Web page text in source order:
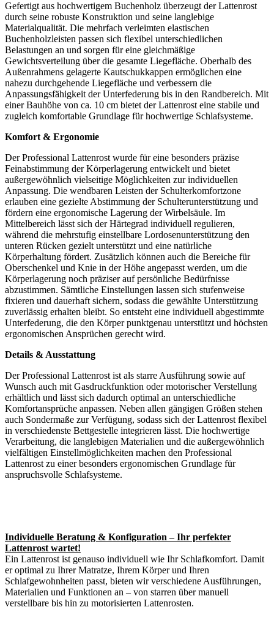
Gefertigt aus hochwertigem Buchenholz überzeugt der Lattenrost
durch seine robuste Konstruktion und seine langlebige
Materialqualität. Die mehrfach verleimten elastischen
Buchenholzleisten passen sich flexibel unterschiedlichen
Belastungen an und sorgen für eine gleichmäßige
Gewichtsverteilung über die gesamte Liegefläche. Oberhalb des
Außenrahmens gelagerte Kautschukkappen ermöglichen eine
nahezu durchgehende Liegefläche und verbessern die
Anpassungsfähigkeit der Unterfederung bis in den Randbereich. Mit
einer Bauhöhe von ca. 10 cm bietet der Lattenrost eine stabile und
zugleich komfortable Grundlage für hochwertige Schlafsysteme.
Komfort & Ergonomie
Der Professional Lattenrost wurde für eine besonders präzise
Feinabstimmung der Körperlagerung entwickelt und bietet
außergewöhnlich vielseitige Möglichkeiten zur individuellen
Anpassung. Die wendbaren Leisten der Schulterkomfortzone
erlauben eine gezielte Abstimmung der Schulterunterstützung und
fördern eine ergonomische Lagerung der Wirbelsäule. Im
Mittelbereich lässt sich der Härtegrad individuell regulieren,
während die mehrstufig einstellbare Lordosenunterstützung den
unteren Rücken gezielt unterstützt und eine natürliche
Körperhaltung fördert. Zusätzlich können auch die Bereiche für
Oberschenkel und Knie in der Höhe angepasst werden, um die
Körperlagerung noch präziser auf persönliche Bedürfnisse
abzustimmen. Sämtliche Einstellungen lassen sich stufenweise
fixieren und dauerhaft sichern, sodass die gewählte Unterstützung
zuverlässig erhalten bleibt. So entsteht eine individuell abgestimmte
Unterfederung, die den Körper punktgenau unterstützt und höchsten
ergonomischen Ansprüchen gerecht wird.
Details & Ausstattung
Der Professional Lattenrost ist als starre Ausführung sowie auf
Wunsch auch mit Gasdruckfunktion oder motorischer Verstellung
erhältlich und lässt sich dadurch optimal an unterschiedliche
Komfortansprüche anpassen. Neben allen gängigen Größen stehen
auch Sondermaße zur Verfügung, sodass sich der Lattenrost flexibel
in verschiedenste Bettgestelle integrieren lässt. Die hochwertige
Verarbeitung, die langlebigen Materialien und die außergewöhnlich
vielfältigen Einstellmöglichkeiten machen den Professional
Lattenrost zu einer besonders ergonomischen Grundlage für
anspruchsvolle Schlafsysteme.
Individuelle Beratung & Konfiguration – Ihr perfekter
Lattenrost wartet!
Ein Lattenrost ist genauso individuell wie Ihr Schlafkomfort. Damit
er optimal zu Ihrer Matratze, Ihrem Körper und Ihren
Schlafgewohnheiten passt, bieten wir verschiedene Ausführungen,
Materialien und Funktionen an – von starren über manuell
verstellbare bis hin zu motorisierten Lattenrosten.